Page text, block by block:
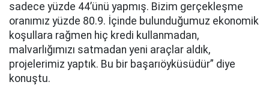
sadece yüzde 44’ünü yapmış. Bizim gerçekleşme
oranımız yüzde 80.9. İçinde bulunduğumuz ekonomik
koşullara rağmen hiç kredi kullanmadan,
malvarlığımızı satmadan yeni araçlar aldık,
projelerimiz yaptık. Bu bir başarıöyküsüdür” diye
konuştu.